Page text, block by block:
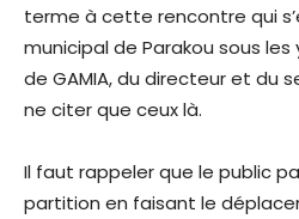
terme à cette rencontre qui
municipal de Parakou sous
de GAMIA, du directeur et du
ne citer que ceux là.
Il faut rappeler que le public
partition en faisant le